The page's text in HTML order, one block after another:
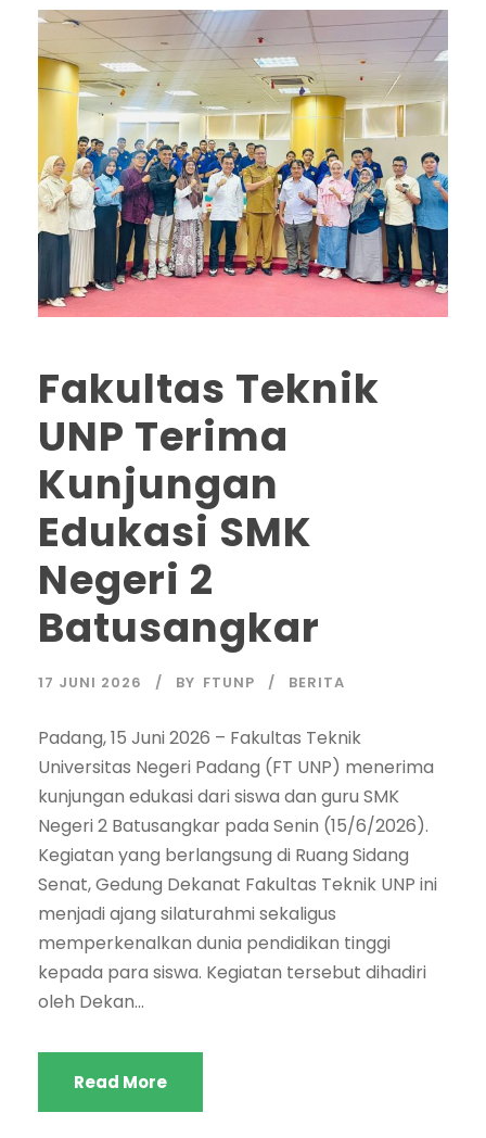
Fakultas Teknik
UNP Terima
Kunjungan
Edukasi SMK
Negeri 2
Batusangkar
17 JUNI 2026 BY FTUNP BERITA
Padang, 15 Juni 2026 – Fakultas Teknik
Universitas Negeri Padang (FT UNP) menerima
kunjungan edukasi dari siswa dan guru SMK
Negeri 2 Batusangkar pada Senin (15/6/2026).
Kegiatan yang berlangsung di Ruang Sidang
Senat, Gedung Dekanat Fakultas Teknik UNP ini
menjadi ajang silaturahmi sekaligus
memperkenalkan dunia pendidikan tinggi
kepada para siswa. Kegiatan tersebut dihadiri
oleh Dekan...
Read More